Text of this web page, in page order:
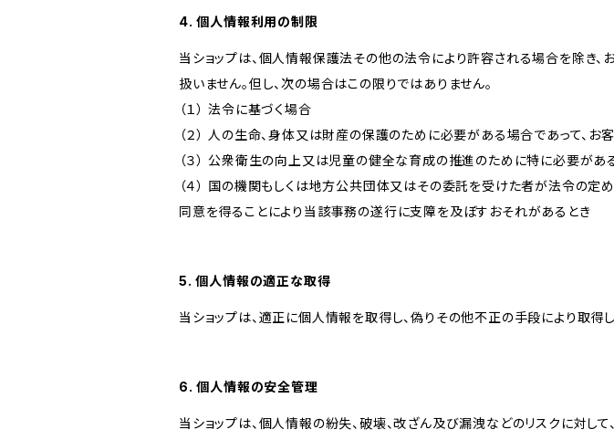
4. 個人情報利用の制限
当ショップは、個人情報保護法その他の法令により許容される場合を除き
扱いません。但し、次の場合はこの限りではありません。
（１） 法令に基づく場合
（２） 人の生命、身体又は財産の保護のために必要がある場合であって、
（３） 公衆衛生の向上又は児童の健全な育成の推進のために特に必要があ
（４） 国の機関もしくは地方公共団体又はその委託を受けた者が法令の
同意を得ることにより当該事務の遂行に支障を及ぼすおそれがあるとき
5. 個人情報の適正な取得
当ショップは、適正に個人情報を取得し、偽りその他不正の手段により取得し
6. 個人情報の安全管理
当ショップは、個人情報の紛失、破壊、改ざん及び漏洩などのリスクに対し